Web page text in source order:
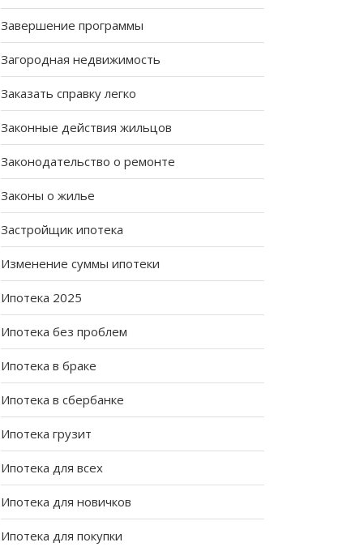
Завершение программы
Загородная недвижимость
Заказать справку легко
Законные действия жильцов
Законодательство о ремонте
Законы о жилье
Застройщик ипотека
Изменение суммы ипотеки
Ипотека 2025
Ипотека без проблем
Ипотека в браке
Ипотека в сбербанке
Ипотека грузит
Ипотека для всех
Ипотека для новичков
Ипотека для покупки